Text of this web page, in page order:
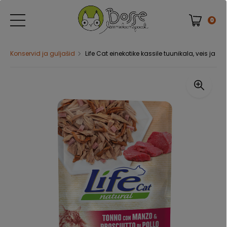
0
Konservid ja guljašid Life Cat einekotike kassile tuunikala, veis ja